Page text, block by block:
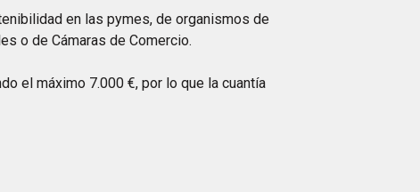
en las pymes, de organismos de
o de Cámaras de Comercio.
el máximo 7.000 €, por lo que la cuantía